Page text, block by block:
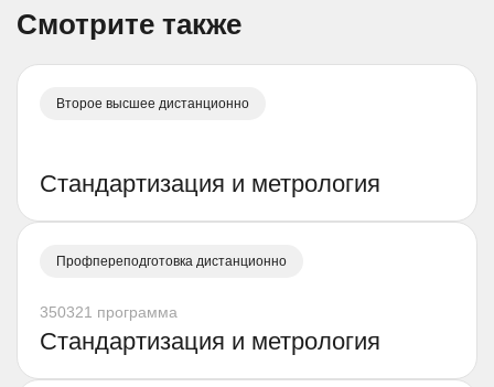
Смотрите также
Второе высшее дистанционно
Стандартизация и метрология
Профпереподготовка дистанционно
350321 программа
Стандартизация и метрология